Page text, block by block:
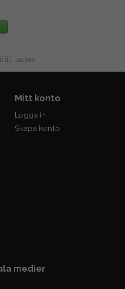
till kassan
Mitt konto
Logga in
Skapa konto
medier